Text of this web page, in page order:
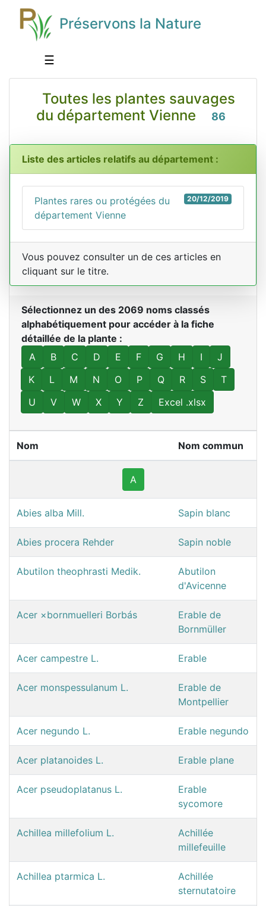
Préservons la Nature
☰
Toutes les plantes sauvages
du département Vienne
86
Liste des articles relatifs au département :
20/12/2019
Plantes rares ou protégées du
département Vienne
Vous pouvez consulter un de ces articles en
cliquant sur le titre.
Sélectionnez un des 2069 noms classés
alphabétiquement pour accéder à la fiche
détaillée de la plante :
A
B C D E F G H I
J
K
L M N O P Q R S
T
U
V W X Y Z Excel .xlsx
Nom Nom commun
A
Abies alba Mill. Sapin blanc
Abies procera Rehder Sapin noble
Abutilon theophrasti Medik.
Abutilon
d'Avicenne
Acer ×bornmuelleri Borbás
Erable de
Bornmüller
Acer campestre L. Erable
Acer monspessulanum L.
Erable de
Montpellier
Acer negundo L. Erable negundo
Acer platanoides L. Erable plane
Acer pseudoplatanus L.
Erable
sycomore
Achillea millefolium L.
Achillée
millefeuille
Achillea ptarmica L.
Achillée
sternutatoire